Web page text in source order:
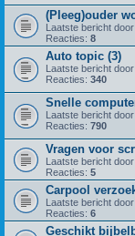
(Pleeg)ouder
Laatste bericht door
Reacties: 8
Auto topic (3)
Laatste bericht door
Reacties: 340
Snelle
Laatste bericht door
Reacties: 790
Vragen voor
Laatste bericht door
Reacties: 5
Carpool
Laatste bericht door
Reacties: 6
Geschikt